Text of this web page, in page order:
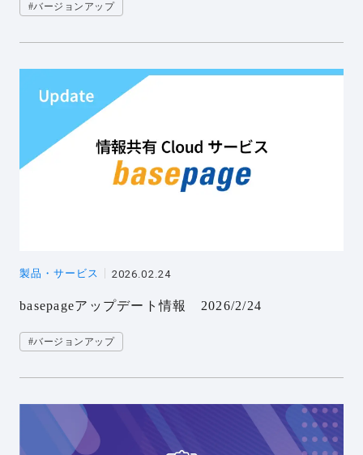
#バージョンアップ
製品・サービス 2026.02.24
basepageアップデート情報 2026/2/24
#バージョンアップ